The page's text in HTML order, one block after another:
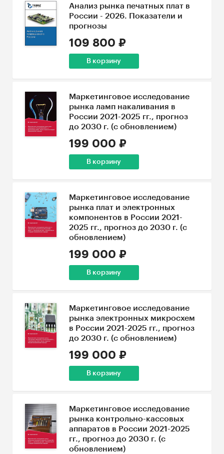
Анализ рынка печатных плат в
России - 2026. Показатели и
прогнозы
109 800 ₽
В корзину
Маркетинговое исследование
рынка ламп накаливания в
России 2021-2025 гг., прогноз
до 2030 г. (с обновлением)
199 000 ₽
В корзину
Маркетинговое исследование
рынка плат и электронных
компонентов в России 2021-
2025 гг., прогноз до 2030 г. (с
обновлением)
199 000 ₽
В корзину
Маркетинговое исследование
рынка электронных микросхем
в России 2021-2025 гг., прогноз
до 2030 г. (с обновлением)
199 000 ₽
В корзину
Маркетинговое исследование
рынка контрольно-кассовых
аппаратов в России 2021-2025
гг., прогноз до 2030 г. (с
обновлением)